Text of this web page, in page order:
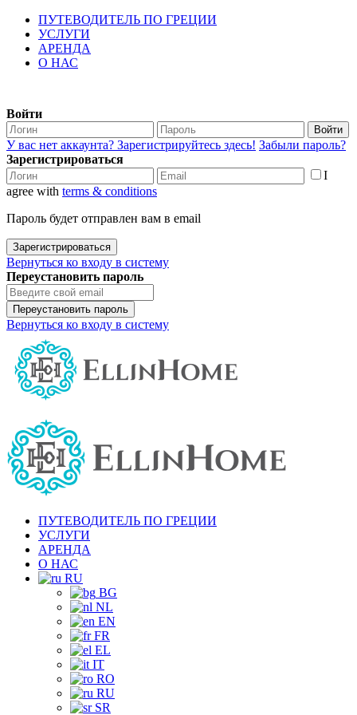
ПУТЕВОДИТЕЛЬ ПО ГРЕЦИИ
УСЛУГИ
АРЕНДА
О НАС
Войти
Войти
У вас нет аккаунта? Зарегистрируйтесь здесь! Забыли пароль?
Зарегистрироваться
I
agree with terms & conditions
Пароль будет отправлен вам в email
Зарегистрироваться
Вернуться ко входу в систему
Переустановить пароль
Переустановить пароль
Вернуться ко входу в систему
ПУТЕВОДИТЕЛЬ ПО ГРЕЦИИ
УСЛУГИ
АРЕНДА
О НАС
RU
BG
NL
EN
FR
EL
IT
RO
RU
SR